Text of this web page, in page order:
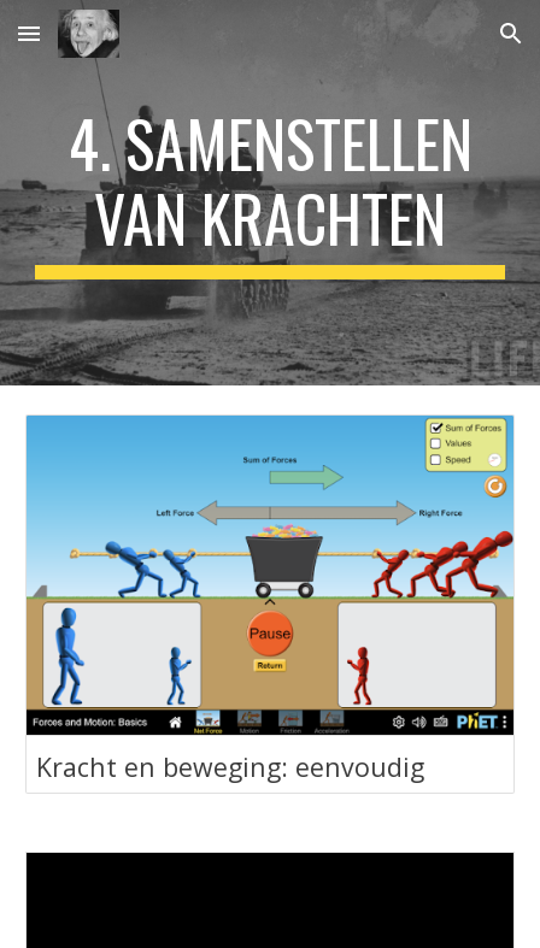
Skip to main content Skip to navigation
4. SAMENSTELLEN
VAN KRACHTEN
‪Kracht en beweging: eenvoudig‬